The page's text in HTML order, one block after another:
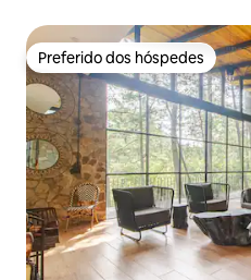
Preferido dos hóspedes
Preferido dos hóspedes